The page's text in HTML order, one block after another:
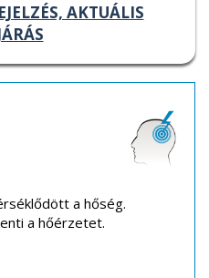
AKTUÁLIS
a hőség.
a hőérzetet.